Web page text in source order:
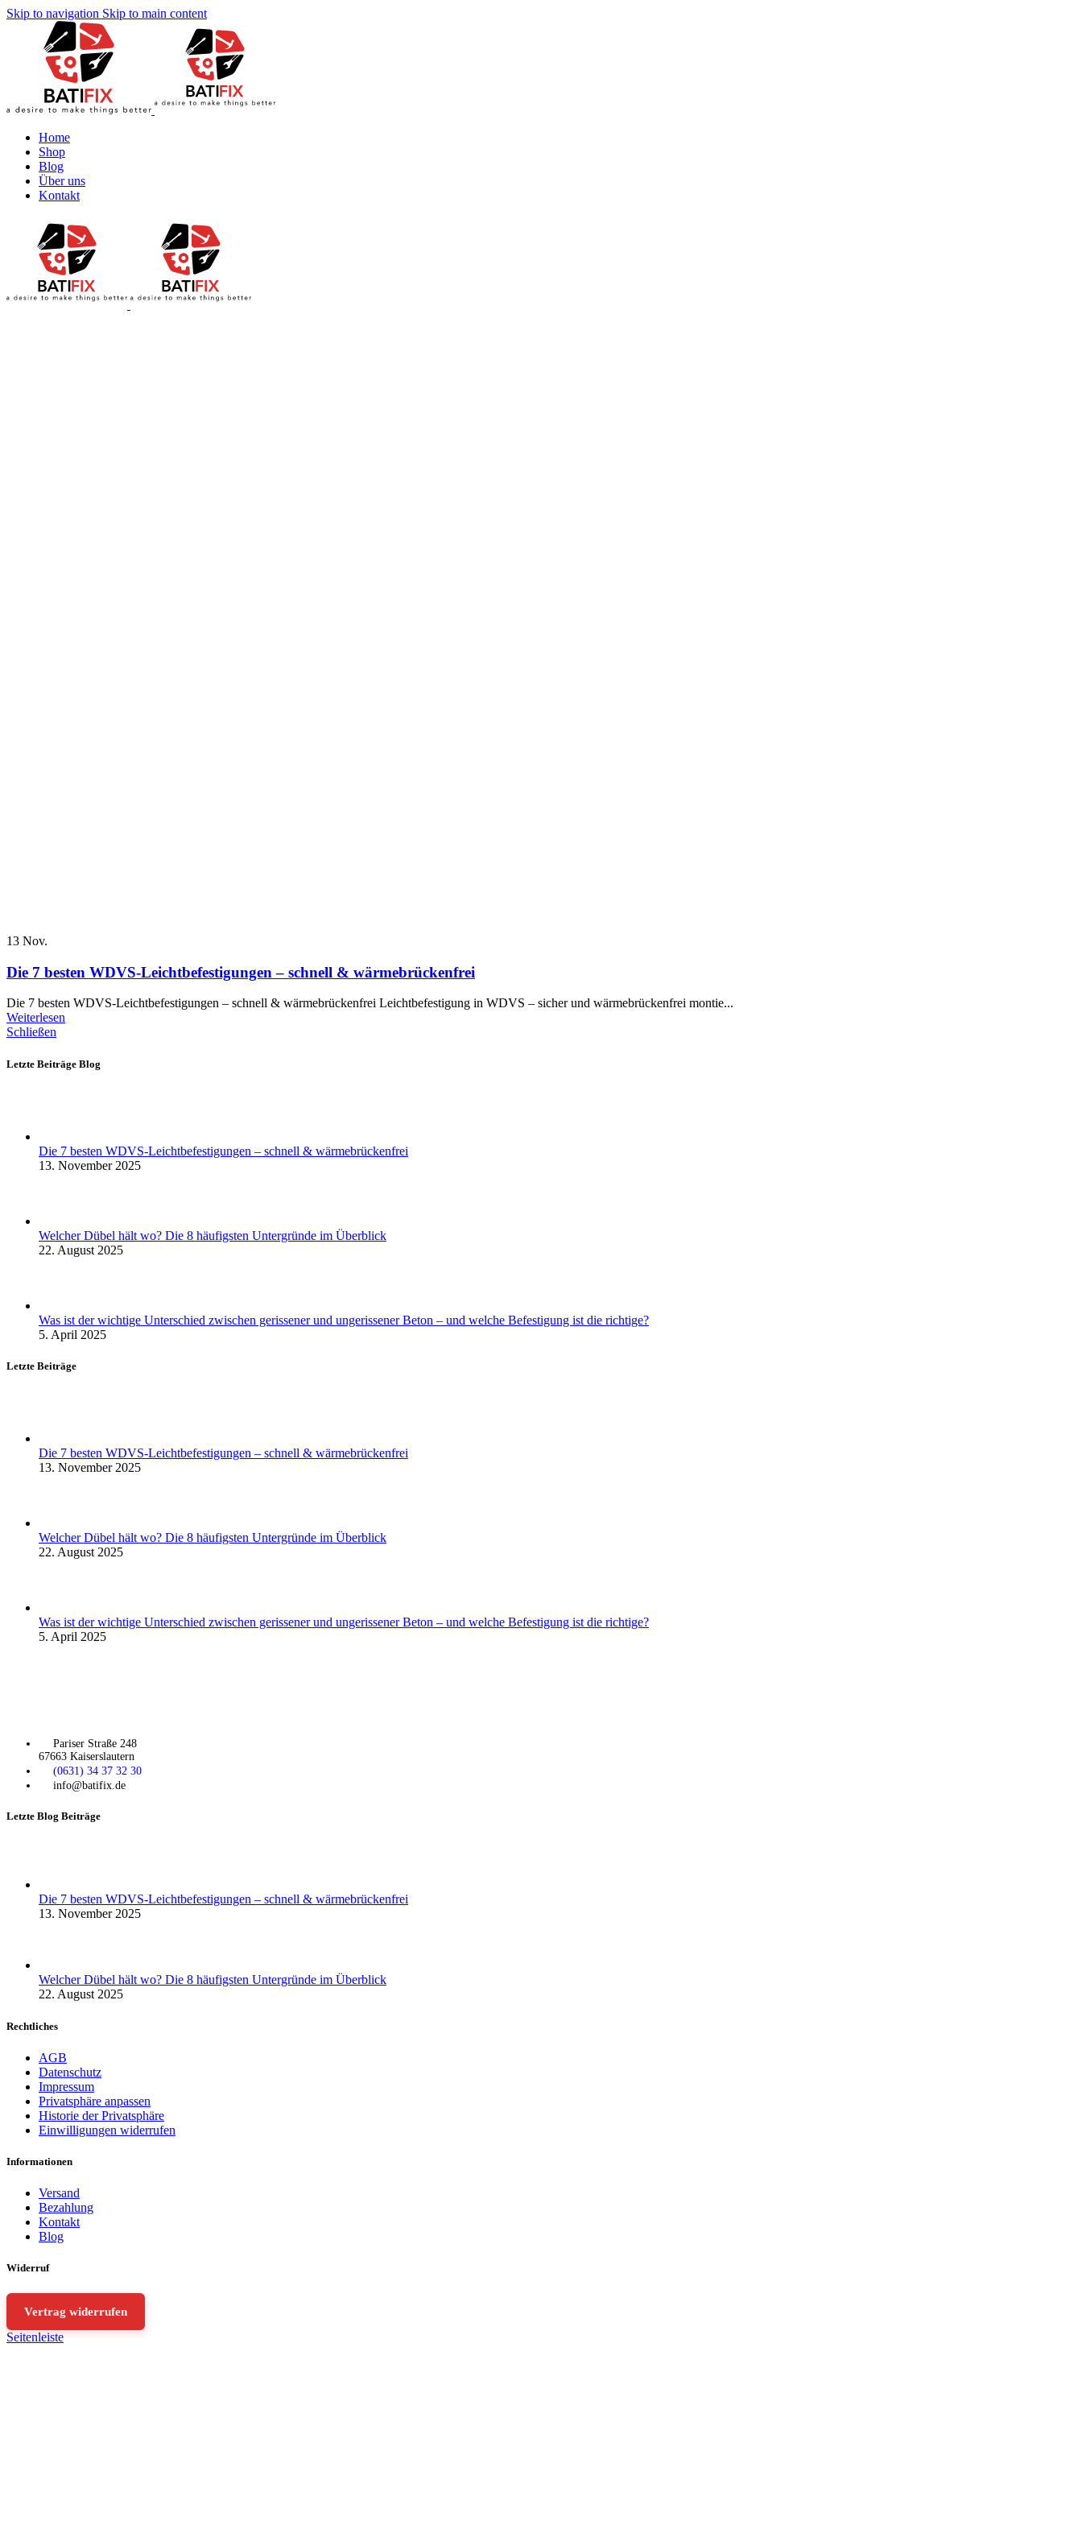
Skip to navigation Skip to main content
Home
Shop
Blog
Über uns
Kontakt
13 Nov.
Die 7 besten WDVS-Leichtbefestigungen – schnell & wärmebrückenfrei
Die 7 besten WDVS-Leichtbefestigungen – schnell & wärmebrückenfrei Leichtbefestigung in WDVS – sicher und wärmebrückenfrei montie...
Weiterlesen
Schließen
Letzte Beiträge Blog
Die 7 besten WDVS-Leichtbefestigungen – schnell & wärmebrückenfrei
13. November 2025
Welcher Dübel hält wo? Die 8 häufigsten Untergründe im Überblick
22. August 2025
Was ist der wichtige Unterschied zwischen gerissener und ungerissener Beton – und welche Befestigung ist die richtige?
5. April 2025
Letzte Beiträge
Die 7 besten WDVS-Leichtbefestigungen – schnell & wärmebrückenfrei
13. November 2025
Welcher Dübel hält wo? Die 8 häufigsten Untergründe im Überblick
22. August 2025
Was ist der wichtige Unterschied zwischen gerissener und ungerissener Beton – und welche Befestigung ist die richtige?
5. April 2025
Pariser Straße 248
67663 Kaiserslautern
(0631) 34 37 32 30
info@batifix.de
Letzte Blog Beiträge
Die 7 besten WDVS-Leichtbefestigungen – schnell & wärmebrückenfrei
13. November 2025
Welcher Dübel hält wo? Die 8 häufigsten Untergründe im Überblick
22. August 2025
Rechtliches
AGB
Datenschutz
Impressum
Privatsphäre anpassen
Historie der Privatsphäre
Einwilligungen widerrufen
Informationen
Versand
Bezahlung
Kontakt
Blog
Widerruf
Vertrag widerrufen
Seitenleiste